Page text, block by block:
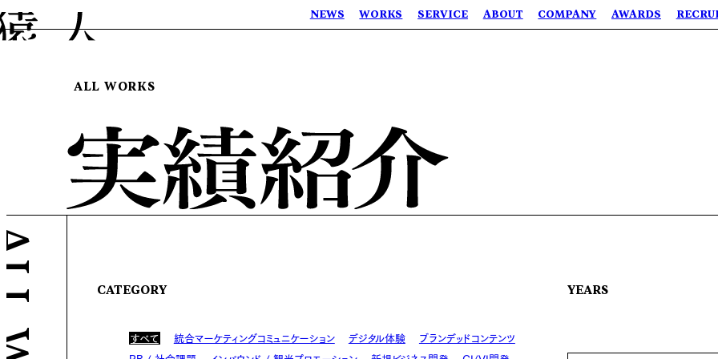
NEWS WORKS SERVICE ABOUT COMPANY AWARDS
ALL WORKS
CATEGORY
すべて 統合マーケティングコミュニケーション デジタル体験
ブランデッドコンテンツ
YEARS